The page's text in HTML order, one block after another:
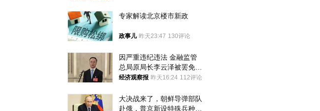
专家解读北京楼市新政
政事儿 昨天23:47 130评论
因严重违纪违法 金融监管
总局原局长李云泽被罢免全
国人大代表
经济观察报 昨天16:24 112评论
大决战来了，朝鲜导弹部队
赴俄，普京新设特殊兵种，